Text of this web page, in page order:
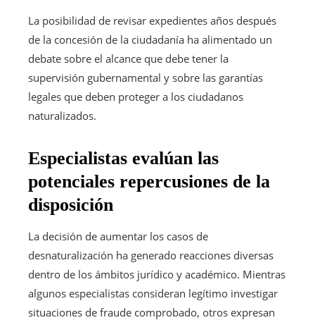
La posibilidad de revisar expedientes años después
de la concesión de la ciudadanía ha alimentado un
debate sobre el alcance que debe tener la
supervisión gubernamental y sobre las garantías
legales que deben proteger a los ciudadanos
naturalizados.
Especialistas evalúan las
potenciales repercusiones de la
disposición
La decisión de aumentar los casos de
desnaturalización ha generado reacciones diversas
dentro de los ámbitos jurídico y académico. Mientras
algunos especialistas consideran legítimo investigar
situaciones de fraude comprobado, otros expresan